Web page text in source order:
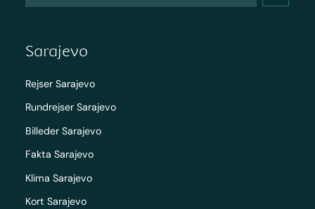
Sarajevo
Rejser Sarajevo
Rundrejser Sarajevo
Billeder Sarajevo
Fakta Sarajevo
Klima Sarajevo
Kort Sarajevo